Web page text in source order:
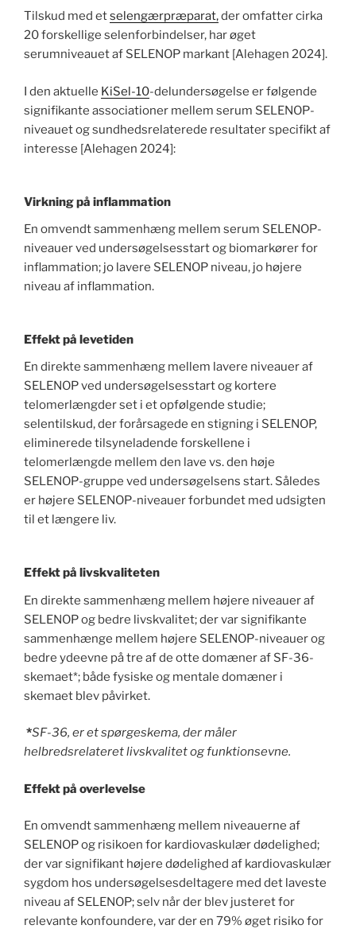
Tilskud med etselengærpræparat,der omfatter cirka
20 forskellige selenforbindelser, har øget
serumniveauet af SELENOP markant [Alehagen 2024].
I den aktuelle KiSel-10-delundersøgelse er følgende
signifikante associationer mellem serum SELENOP-
niveauet og sundhedsrelaterede resultater specifikt af
interesse [Alehagen 2024]:
Virkning på inflammation
En omvendt sammenhæng mellem serum SELENOP-
niveauer ved undersøgelsesstart og biomarkører for
inflammation; jo lavere SELENOP niveau, jo højere
niveau af inflammation.
Effekt på levetiden
En direkte sammenhæng mellem lavere niveauer af
SELENOP ved undersøgelsesstart og kortere
telomerlængder set i et opfølgende studie;
selentilskud, der forårsagede en stigning i SELENOP,
eliminerede tilsyneladende forskellene i
telomerlængde mellem den lave vs. den høje
SELENOP-gruppe ved undersøgelsens start. Således
er højere SELENOP-niveauer forbundet med udsigten
til et længere liv.
Effekt på livskvaliteten
En direkte sammenhæng mellem højere niveauer af
SELENOP og bedre livskvalitet; der var signifikante
sammenhænge mellem højere SELENOP-niveauer og
bedre ydeevne på tre af de otte domæner af SF-36-
skemaet*; både fysiske og mentale domæner i
skemaet blev påvirket.
*SF-36, er et spørgeskema, der måler
helbredsrelateret livskvalitet og funktionsevne.
Effekt på overlevelse
En omvendt sammenhæng mellem niveauerne af
SELENOP og risikoen for kardiovaskulær dødelighed;
der var signifikant højere dødelighed af kardiovaskulær
sygdom hos undersøgelsesdeltagere med det laveste
niveau af SELENOP; selv når der blev justeret for
relevante konfoundere, var der en 79% øget risiko for